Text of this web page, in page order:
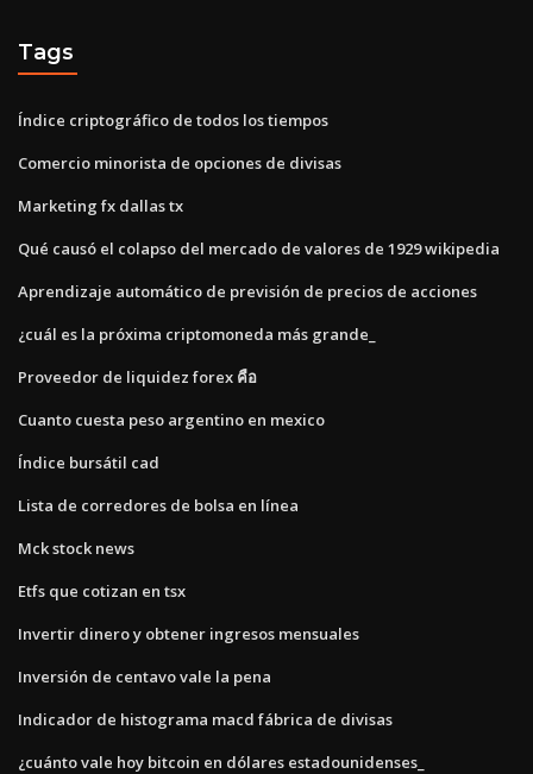
Tags
Índice criptográfico de todos los tiempos
Comercio minorista de opciones de divisas
Marketing fx dallas tx
Qué causó el colapso del mercado de valores de 1929 wikipedia
Aprendizaje automático de previsión de precios de acciones
¿cuál es la próxima criptomoneda más grande_
Proveedor de liquidez forex คือ
Cuanto cuesta peso argentino en mexico
Índice bursátil cad
Lista de corredores de bolsa en línea
Mck stock news
Etfs que cotizan en tsx
Invertir dinero y obtener ingresos mensuales
Inversión de centavo vale la pena
Indicador de histograma macd fábrica de divisas
¿cuánto vale hoy bitcoin en dólares estadounidenses_